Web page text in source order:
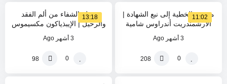
11:02
من بئر الخطية إلى نبع الشهادة |
الأرشمندريت أندراوس شامية
3 أشهر Ago
0
208
13:18
رحلة الشفاء من ألم الفقد
والرحيل | الإيبذياكون مكسيموس
الصنّاع
3 أشهر Ago
0
98